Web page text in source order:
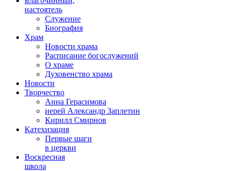
настоятель
Служение
Биография
Храм
Новости храма
Расписание богослужений
О храме
Духовенство храма
Новости
Творчество
Анна Герасимова
иерей Александр Заплетин
Кирилл Смирнов
Катехизация
Первые шаги
в церкви
Воскресная
школа